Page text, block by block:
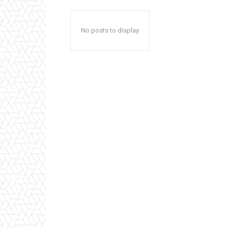
No posts to display